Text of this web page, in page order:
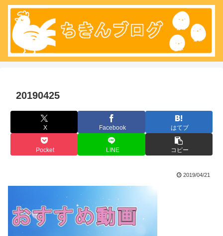
20190425
X Facebook はてブ
Pocket LINE コピー
2019/04/21